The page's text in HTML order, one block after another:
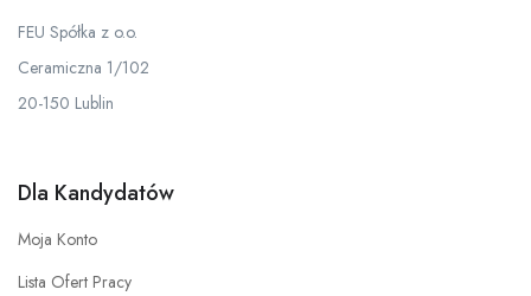
FEU Spółka z o.o.
Ceramiczna 1/102
20-150 Lublin
Dla Kandydatów
Moja Konto
Lista Ofert Pracy